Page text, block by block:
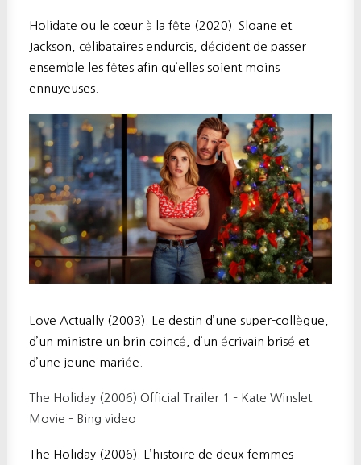
Holidate ou le cœur à la fête (2020). Sloane et
Jackson, célibataires endurcis, décident de passer
ensemble les fêtes afin qu’elles soient moins
ennuyeuses.
Love Actually (2003). Le destin d’une super-collègue,
d’un ministre un brin coincé, d’un écrivain brisé et
d’une jeune mariée.
The Holiday (2006) Official Trailer 1 – Kate Winslet
Movie – Bing video
The Holiday (2006). L’histoire de deux femmes